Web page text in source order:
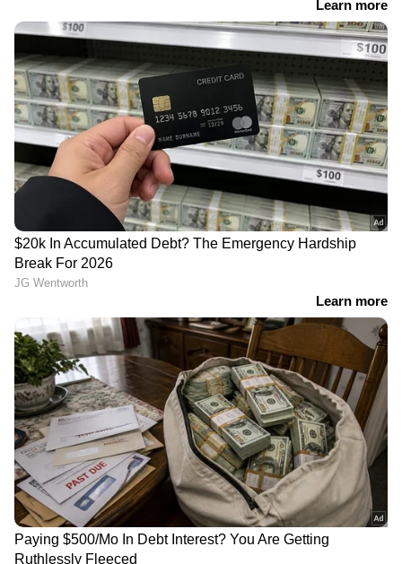
ആരോപണവുമായി
യുവതിയുടെ അമ്മ
കാണാതായവർക്കായുള്ള
തെരച്ചിൽ തുടരുന്നു
LATEST VIDEOS
വയോധികയുടെ കഴുത്തിൽ നിന്ന്
അഞ്ചര പവന്റെ സ്വർണ്ണം പൊട്ടിച്ച്
എടുത്തു; പ്രതി പിടിയിൽ
JPSC, JSSC പരീക്ഷകളിൽ
ആക്ഷേപം; ജാർഖണ്ഡിൽ
വിദ്യാർത്ഥി പ്രക്ഷോഭം